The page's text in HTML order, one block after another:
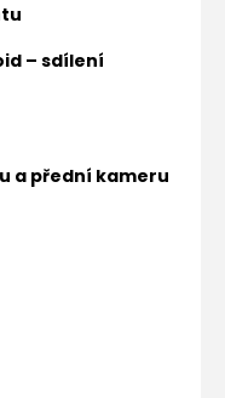
– sdílení
a přední kameru